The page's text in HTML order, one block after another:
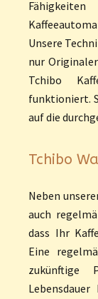
Unsere
nur
Tchibo
funktioniert.
auf die
Tchibo
Neben
auch
dass Ihr
Eine
zukünftige